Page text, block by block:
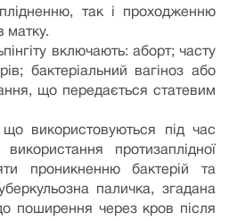
так і проходженню
матку.
включають: аборт; часту
бактеріальний вагіноз або
що передається статевим
що використовуються під час
протизаплідної
проникненню бактерій та
паличка, згадана
поширення через кров після